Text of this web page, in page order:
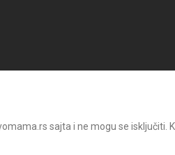
sajta i ne mogu se